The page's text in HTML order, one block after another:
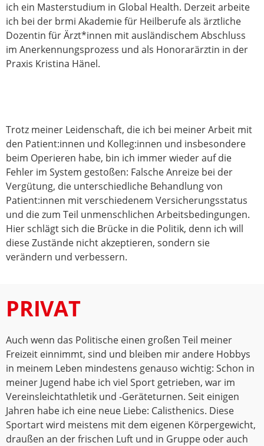
ich ein Masterstudium in Global Health. Derzeit arbeite
ich bei der brmi Akademie für Heilberufe als ärztliche
Dozentin für Ärzt*innen mit ausländischem Abschluss
im Anerkennungsprozess und als Honorarärztin in der
Praxis Kristina Hänel.
Trotz meiner Leidenschaft, die ich bei meiner Arbeit mit
den Patient:innen und Kolleg:innen und insbesondere
beim Operieren habe, bin ich immer wieder auf die
Fehler im System gestoßen: Falsche Anreize bei der
Vergütung, die unterschiedliche Behandlung von
Patient:innen mit verschiedenem Versicherungsstatus
und die zum Teil unmenschlichen Arbeitsbedingungen.
Hier schlägt sich die Brücke in die Politik, denn ich will
diese Zustände nicht akzeptieren, sondern sie
verändern und verbessern.
PRIVAT
Auch wenn das Politische einen großen Teil meiner
Freizeit einnimmt, sind und bleiben mir andere Hobbys
in meinem Leben mindestens genauso wichtig: Schon in
meiner Jugend habe ich viel Sport getrieben, war im
Vereinsleichtathletik und -Geräteturnen. Seit einigen
Jahren habe ich eine neue Liebe: Calisthenics. Diese
Sportart wird meistens mit dem eigenen Körpergewicht,
draußen an der frischen Luft und in Gruppe oder auch